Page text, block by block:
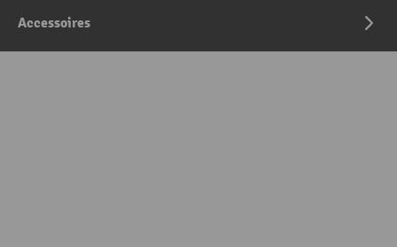
Accessoires